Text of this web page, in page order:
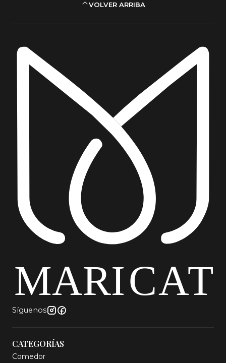
VOLVER ARRIBA
Síguenos
CATEGORÍAS
Comedor